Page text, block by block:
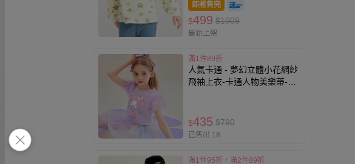
即將售完
$499 $1009
最新上架
滿1件89折
人氣卡通 - 夢幻立體小花網紗
飛袖上衣-卡通人物美樂蒂-紫
$435 $790
已售出 18
滿1件95折，滿2件89折